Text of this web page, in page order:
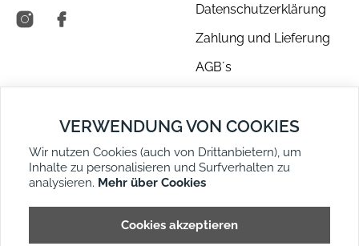
Datenschutzerklärung
Zahlung und Lieferung
AGB´s
Kontakt
Retouren
Widerruf
Seitenübersicht
VERWENDUNG VON COOKIES
Wir nutzen Cookies (auch von Drittanbietern), um
Inhalte zu personalisieren und Surfverhalten zu
analysieren. Mehr über Cookies
Cookies akzeptieren